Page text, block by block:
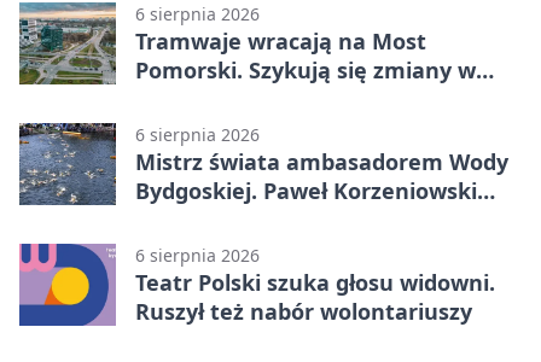
6 sierpnia 2026
Tramwaje wracają na Most
Pomorski. Szykują się zmiany w
6 sierpnia 2026
Mistrz świata ambasadorem Wody
Bydgoskiej. Paweł Korzeniowski
6 sierpnia 2026
Teatr Polski szuka głosu widowni.
Ruszył też nabór wolontariuszy